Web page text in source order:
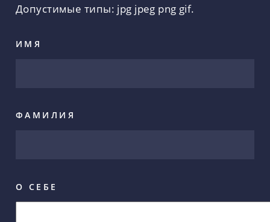
Допустимые типы: jpg jpeg png gif.
ИМЯ
ФАМИЛИЯ
О СЕБЕ